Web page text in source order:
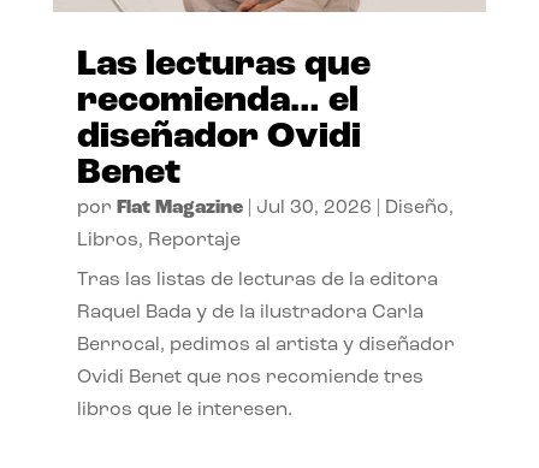
Las lecturas que
recomienda… el
diseñador Ovidi
Benet
por Flat Magazine| Jul 30, 2026 Diseño,
Libros, Reportaje
Tras las listas de lecturas de la editora
Raquel Bada y de la ilustradora Carla
Berrocal, pedimos al artista y diseñador
Ovidi Benet que nos recomiende tres
libros que le interesen.